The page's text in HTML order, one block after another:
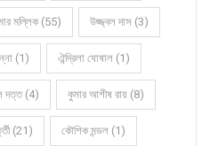
মল্লিক (55) উজ্জ্বল দাস (3)
(1) ঐন্দ্রিলা ঘোষাল (1)
দত্ত (4) কুমার আশীষ রায় (8)
(21) কৌশিক মন্ডল (1)